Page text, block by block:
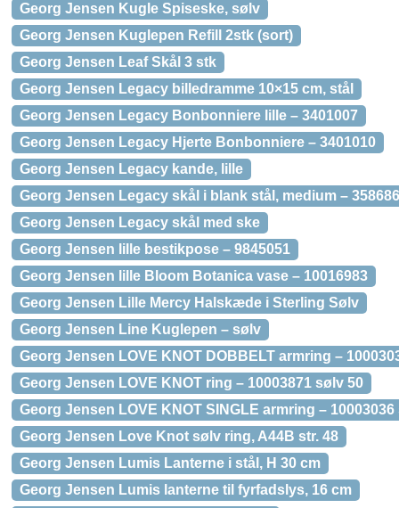
Georg Jensen Kugle Spiseske, sølv
Georg Jensen Kuglepen Refill 2stk (sort)
Georg Jensen Leaf Skål 3 stk
Georg Jensen Legacy billedramme 10×15 cm, stål
Georg Jensen Legacy Bonbonniere lille – 3401007
Georg Jensen Legacy Hjerte Bonbonniere – 3401010
Georg Jensen Legacy kande, lille
Georg Jensen Legacy skål i blank stål, medium –
Georg Jensen Legacy skål med ske
Georg Jensen lille bestikpose – 9845051
Georg Jensen lille Bloom Botanica vase – 10016983
Georg Jensen Lille Mercy Halskæde i Sterling Sølv
Georg Jensen Line Kuglepen – sølv
Georg Jensen LOVE KNOT DOBBELT armring –
Georg Jensen LOVE KNOT ring – 10003871 sølv 50
Georg Jensen LOVE KNOT SINGLE armring – 10003036
Georg Jensen Love Knot sølv ring, A44B str. 48
Georg Jensen Lumis Lanterne i stål, H 30 cm
Georg Jensen Lumis lanterne til fyrfadslys, 16 cm